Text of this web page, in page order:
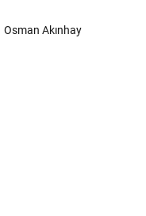
Osman Akınhay